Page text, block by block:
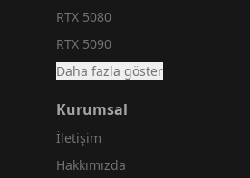
RTX 5080
RTX 5090
Daha fazla göster
Kurumsal
İletişim
Hakkımızda